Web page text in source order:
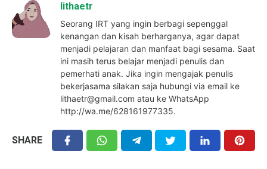
lithaetr
Seorang IRT yang ingin berbagi sepenggal
kenangan dan kisah berharganya, agar dapat
menjadi pelajaran dan manfaat bagi sesama. Saat
ini masih terus belajar menjadi penulis dan
pemerhati anak. Jika ingin mengajak penulis
bekerjasama silakan saja hubungi via email ke
lithaetr@gmail.com atau ke WhatsApp
http://wa.me/628161977335.
SHARE